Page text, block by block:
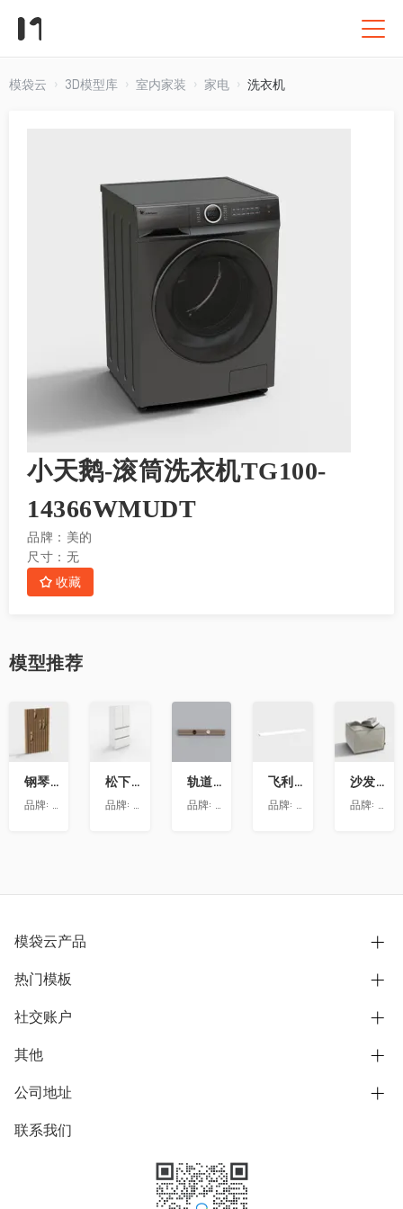
模袋云 3D模型库 室内家装 家电 洗衣机
小天鹅-滚筒洗衣机TG100-
14366WMUDT
品牌： 美的
尺寸： 无
收藏
模型推荐
钢琴键挂衣架9
品牌:
澳华装饰
藏
松下喜马拉雅 600L冰箱大溪地
品牌:
松下
藏
轨道插座9
品牌:
依百纳定制家具 全新VR上线 让您提前
飞利浦LS160灯带-低压灯带-100mm
品牌:
昕诺飞
收
藏
沙发凳坐墩
品牌:
澳华
模袋云产品
别墅设计营销
模型协同展示分享
别墅社区
别墅模板
热门模板
欧式别墅
中式别墅
日式别墅
社交账户
B站
抖音
微信公众号
其他
用户服务协议
隐私政策
公司地址
上海市浦东新区东方路1215-1217号
联系我们